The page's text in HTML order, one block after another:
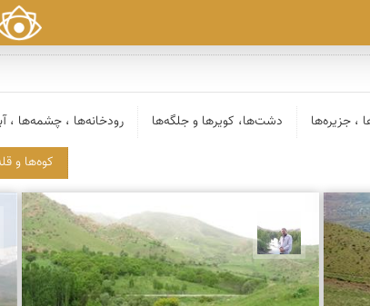
، جزیره‌ها دشت‌ها، کویرها و جلگه‌ها رودخانه‌ها ، چشمه‌ها ،
کوه‌ها و
مهرداد زینلیان